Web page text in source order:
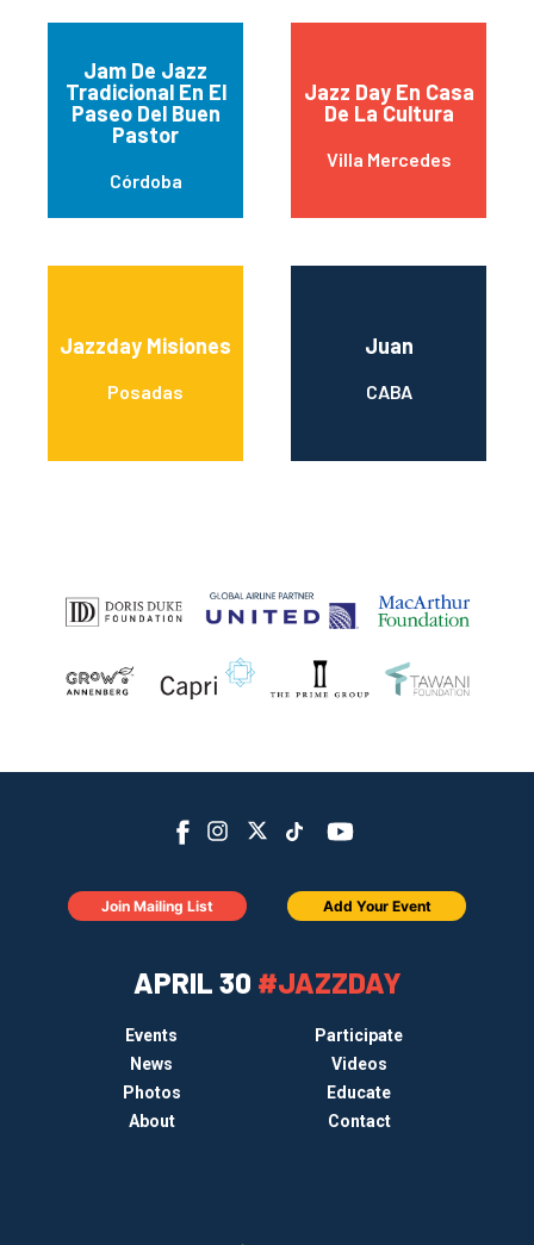
Jam De Jazz
Tradicional En El
Paseo Del Buen
Pastor
Córdoba
Jazz Day En Casa
De La Cultura
Villa Mercedes
Jazzday Misiones
Posadas
Juan
CABA
APRIL 30 #JAZZDAY
Events
Participate
News
Videos
Photos
Educate
About
Contact
Join Mailing List Add Your Event